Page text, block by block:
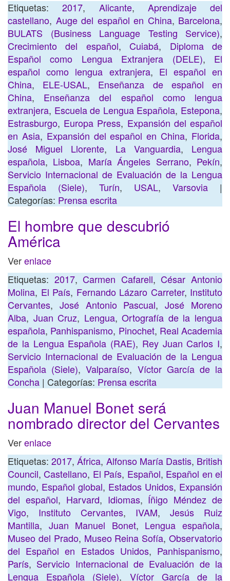
Etiquetas:2017, Alicante, Aprendizaje del
castellano, Auge del español en China, Barcelona,
BULATS (Business Language Testing Service),
Crecimiento del español,Cuiabá, Diploma de
Español como Lengua Extranjera (DELE), El
español como lengua extranjera, El español en
China, ELE-USAL, Enseñanza de español en
China, Enseñanza del español como lengua
extranjera, Escuela de Lengua Española, Estepona,
Estrasburgo, Europa Press, Expansión del español
en Asia, Expansión del español en China, Florida,
José Miguel Llorente, La Vanguardia, Lengua
española, Lisboa, María Ángeles Serrano, Pekín,
Servicio Internacional de Evaluación de la Lengua
Española (Siele), Turín, USAL, Varsovia |
Categorías: Prensa escrita
El hombre que descubrió
América
Verenlace
Etiquetas: 2017,Carmen Cafarell,César Antonio
Molina, El País, Fernando Lázaro Carreter, Instituto
Cervantes, José Antonio Pascual,José Moreno
Alba, Juan Cruz, Lengua,Ortografía de la lengua
española, Panhispanismo, Pinochet, Real Academia
de la Lengua Española (RAE), Rey Juan Carlos I,
Servicio Internacional de Evaluación de la Lengua
Española (Siele),Valparaíso, Víctor García de la
Concha | Categorías: Prensa escrita
Juan Manuel Bonet será
nombrado director del Cervantes
Verenlace
Etiquetas:2017,África, Alfonso María Dastis, British
Council,Castellano, El País, Español, Español en el
mundo, Español global, Estados Unidos, Expansión
del español, Harvard, Idiomas, Íñigo Méndez de
Vigo, Instituto Cervantes, IVAM, Jesús Ruiz
Mantilla, Juan Manuel Bonet, Lengua española,
Museo del Prado, Museo Reina Sofía,Observatorio
del Español en Estados Unidos, Panhispanismo,
París, Servicio Internacional de Evaluación de la
Lengua Española (Siele), Víctor García de la